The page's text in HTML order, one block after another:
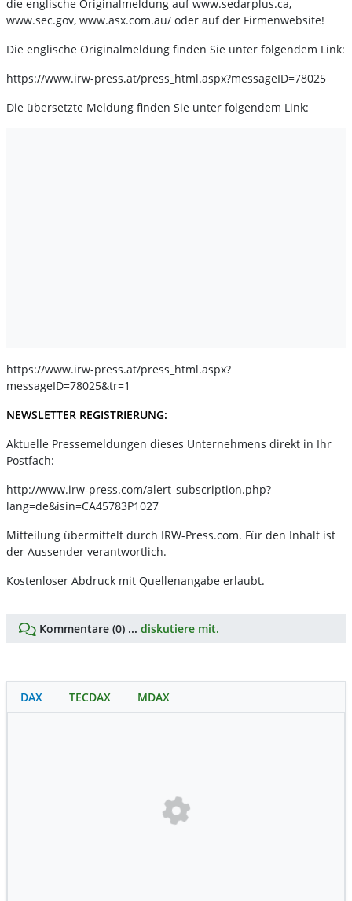
die englische Originalmeldung auf www.sedarplus.ca,
www.sec.gov, www.asx.com.au/ oder auf der Firmenwebsite!
Die englische Originalmeldung finden Sie unter folgendem Link:
https://www.irw-press.at/press_html.aspx?messageID=78025
Die übersetzte Meldung finden Sie unter folgendem Link:
https://www.irw-press.at/press_html.aspx?
messageID=78025&tr=1
NEWSLETTER REGISTRIERUNG:
Aktuelle Pressemeldungen dieses Unternehmens direkt in Ihr
Postfach:
http://www.irw-press.com/alert_subscription.php?
lang=de&isin=CA45783P1027
Mitteilung übermittelt durch IRW-Press.com. Für den Inhalt ist
der Aussender verantwortlich.
Kostenloser Abdruck mit Quellenangabe erlaubt.
Kommentare (0) ... diskutiere mit.
DAX TECDAX MDAX